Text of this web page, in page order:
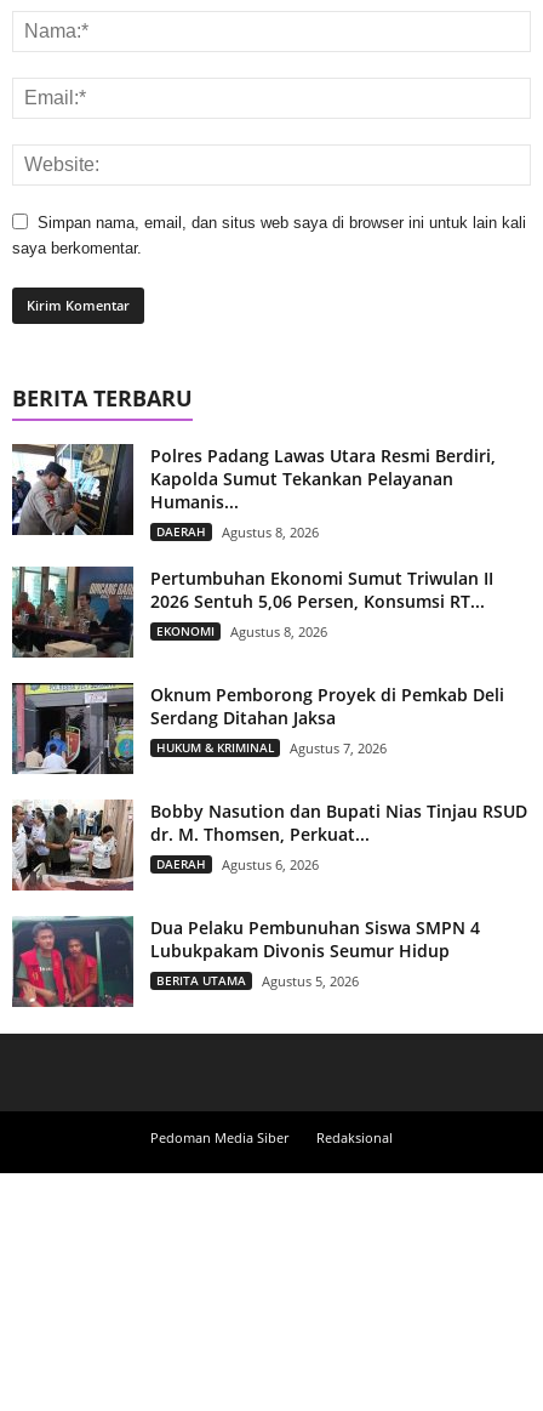
Simpan nama, email, dan situs web saya di browser ini untuk lain kali
saya berkomentar.
BERITA TERBARU
Polres Padang Lawas Utara Resmi Berdiri,
Kapolda Sumut Tekankan Pelayanan
Humanis...
DAERAH Agustus 8, 2026
Pertumbuhan Ekonomi Sumut Triwulan II
2026 Sentuh 5,06 Persen, Konsumsi RT...
EKONOMI Agustus 8, 2026
Oknum Pemborong Proyek di Pemkab Deli
Serdang Ditahan Jaksa
HUKUM & KRIMINAL Agustus 7, 2026
Bobby Nasution dan Bupati Nias Tinjau RSUD
dr. M. Thomsen, Perkuat...
DAERAH Agustus 6, 2026
Dua Pelaku Pembunuhan Siswa SMPN 4
Lubukpakam Divonis Seumur Hidup
BERITA UTAMA Agustus 5, 2026
Pedoman Media Siber Redaksional